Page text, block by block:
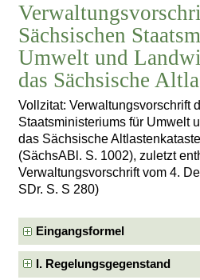
Sächsischen
Umwelt und
das Sächsische
Vollzitat: Verwaltungsvorschrift
Staatsministeriums für Umwelt
das Sächsische
(SächsABl. S. 1002), zuletzt
Verwaltungsvorschrift vom 4.
SDr. S. S 280)
Eingangsformel
I. Regelungsgegenstand